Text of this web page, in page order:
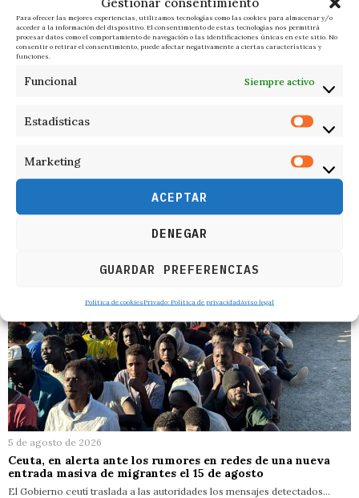
Para ofrecer las mejores experiencias, utilizamos tecnologías como las cookies para almacenar y/o
acceder a la información del dispositivo. El consentimiento de estas tecnologías nos permitirá
procesar datos como el comportamiento de navegación o las identificaciones únicas en este sitio. No
consentir o retirar el consentimiento, puede afectar negativamente a ciertas características y
funciones.
Funcional Siempre activo
Estadísticas
Marketing
ACEPTAR
DENEGAR
GUARDAR PREFERENCIAS
Política de cookiesPrivado: Política de privacidadAviso legal
RELACIONADOS
5 de agosto de 2026
Ceuta, en alerta ante los rumores en redes de una nueva
entrada masiva de migrantes el 15 de agosto
El Gobierno ceutí traslada a las autoridades los mensajes detectados…